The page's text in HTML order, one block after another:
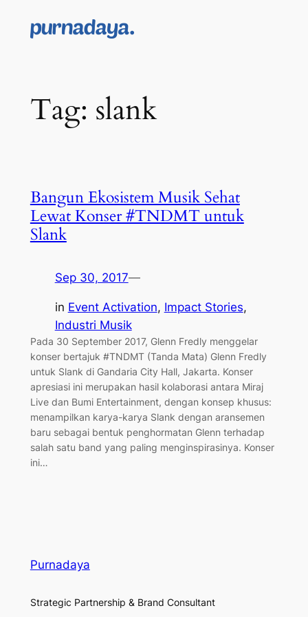
Tag: slank
Bangun Ekosistem Musik Sehat
Lewat Konser #TNDMT untuk
Slank
Sep 30, 2017—
in Event Activation, Impact Stories
Industri Musik
Pada 30 September 2017, Glenn Fredly menggelar
konser bertajuk #TNDMT (Tanda Mata) Glenn Fredly
untuk Slank di Gandaria City Hall, Jakarta. Konser
apresiasi ini merupakan hasil kolaborasi antara Miraj
Live dan Bumi Entertainment, dengan konsep khusus:
menampilkan karya-karya Slank dengan aransemen
baru sebagai bentuk penghormatan Glenn terhadap
salah satu band yang paling menginspirasinya. Konser
ini…
Purnadaya
Strategic Partnership & Brand Consultant